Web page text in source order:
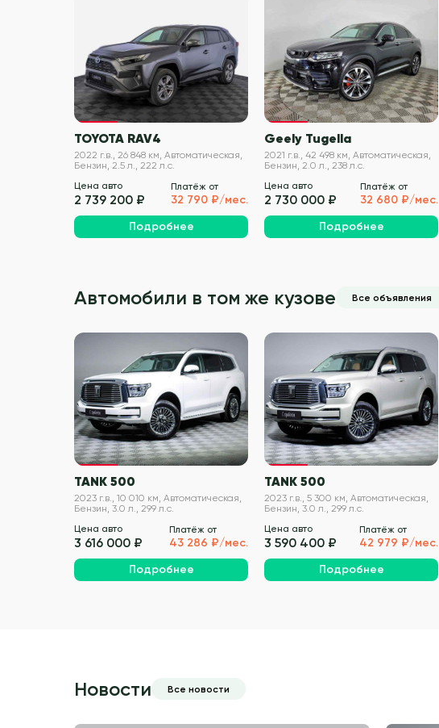
VIN проверен
TOYOTA RAV4
2022 г.в., 26 848 км, Автоматическая,
Бензин, 2.5 л., 222 л.с.
Цена авто
2 739 200 ₽
Платёж от
32 790 ₽/мес.
Подробнее
VIN проверен
Geely Tugella
2021 г.в., 42 498 км, Автоматическая,
Бензин, 2.0 л., 238 л.с.
Цена авто
2 730 000 ₽
Платёж от
32 680 ₽/мес.
Подробнее
Автомобили в том же кузове Все объявления
VIN проверен
TANK 500
2023 г.в., 10 010 км, Автоматическая,
Бензин, 3.0 л., 299 л.с.
Цена авто
3 616 000 ₽
Платёж от
43 286 ₽/мес.
Подробнее
VIN проверен
TANK 500
2023 г.в., 5 300 км, Автоматическая,
Бензин, 3.0 л., 299 л.с.
Цена авто
3 590 400 ₽
Платёж от
42 979 ₽/мес.
Подробнее
Новости Все новости